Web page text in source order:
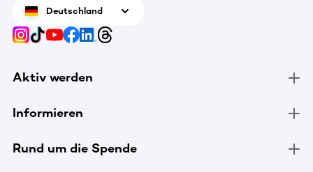
Deutschland
Aktiv werden
Informieren
Rund um die Spende